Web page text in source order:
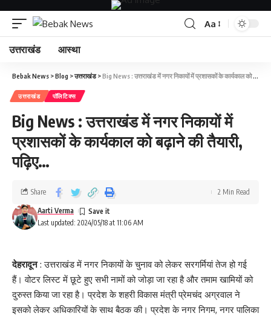
Aa
उत्तराखंड आस्था
Bebak News >Blog >उत्तराखंड>Big News : उत्तराखंड में नगर निकायों में प्रशासकों के कार्यकाल को बढ़ाने की तैयारी, पढ़िए…
उत्तराखंड पॉलिटिक्स
Big News : उत्तराखंड में नगर निकायों में
प्रशासकों के कार्यकाल को बढ़ाने की तैयारी,
पढ़िए…
Last updated: 2024/05/18 at 11:06 AM
Aarti Verma
Share 2 Min Read
देहरादून: उत्तराखंड में नगर निकायों के चुनाव को लेकर सरगर्मियां तेज हो गई
हैं। वोटर लिस्ट में छूटे हुए सभी नामों को जोड़ा जा रहा है और तमाम खामियों को
दुरुस्त किया जा रहा है। प्रदेश के शहरी विकास मंत्री प्रेमचंद अग्रवाल ने
इसको लेकर अधिकारियों के साथ बैठक की। प्रदेश के नगर निगम, नगर पालिका